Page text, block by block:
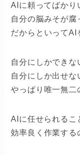
AIに頼ってばかり
自分の脳みそが腐
だからといってAI
自分にしかできな
自分にしか出せな
やっぱり唯一無二
AIに任せられるこ
効率良く作業する